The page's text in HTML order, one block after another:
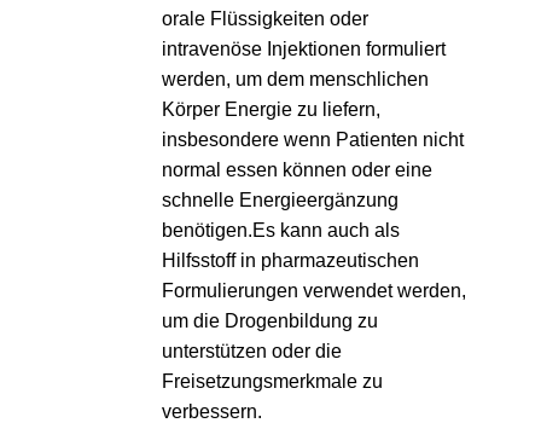
orale Flüssigkeiten oder
intravenöse Injektionen formuliert
werden, um dem menschlichen
Körper Energie zu liefern,
insbesondere wenn Patienten nicht
normal essen können oder eine
schnelle Energieergänzung
benötigen.Es kann auch als
Hilfsstoff in pharmazeutischen
Formulierungen verwendet werden,
um die Drogenbildung zu
unterstützen oder die
Freisetzungsmerkmale zu
verbessern.